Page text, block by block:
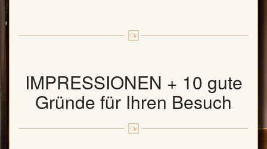
IMPRESSIONEN + 10 gute
Gründe für Ihren Besuch